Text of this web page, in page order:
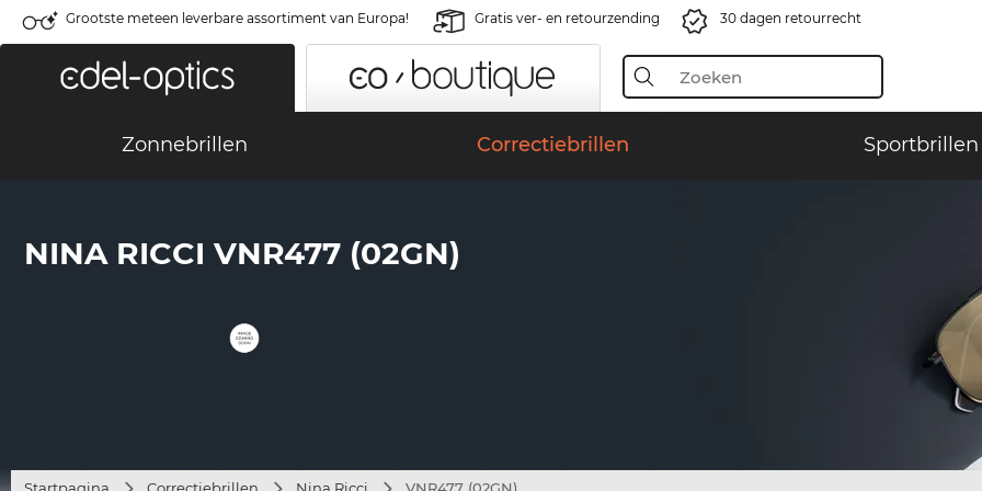
Grootste meteen leverbare assortiment van Europa! Gratis ver- en retourzending 30 dagen retourrecht
Zonnebrillen Correctiebrillen Sportbrillen
NINA RICCI VNR477 (02GN)